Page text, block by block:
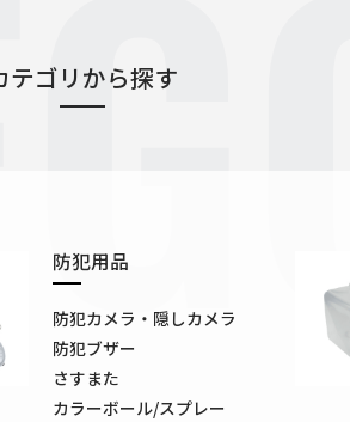
テゴリから探す
防犯用品
防犯カメラ・隠しカメラ
防犯ブザー
さすまた
カラーボール/スプレー